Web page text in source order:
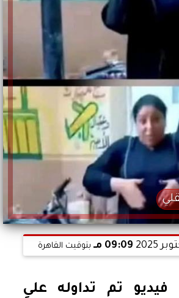
09:09 مـ بتوقيت القاهرة
فيديو تم تداوله على